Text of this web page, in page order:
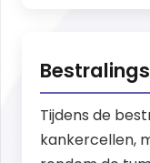
Tijdens de
kankercellen,